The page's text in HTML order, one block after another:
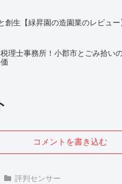
創生【緑昇園の造園業のレビュ
理士事務所！小郡市とごみ拾い
コメントを書き込む
評判センサー